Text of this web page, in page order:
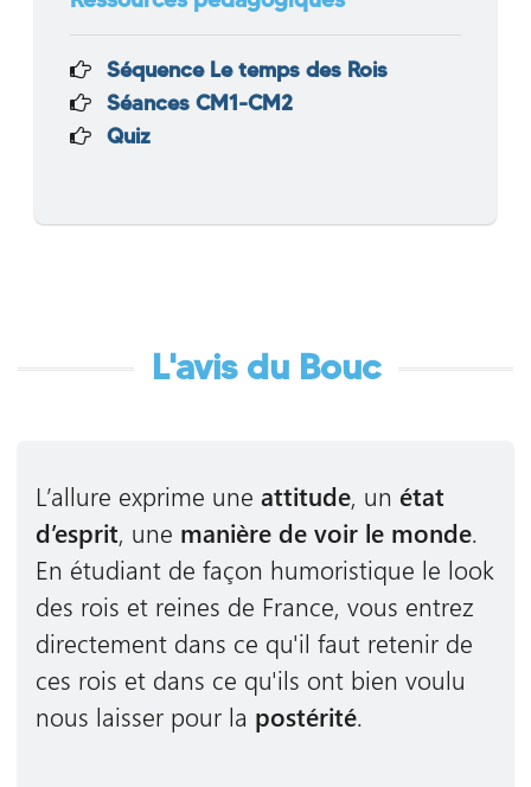
Séquence Le temps des Rois
Séances CM1-CM2
Quiz
L'avis du Bouc
L’allure exprime une attitude, un état
d’esprit, une manière de voir le monde.
En étudiant de façon humoristique le look
des rois et reines de France, vous entrez
directement dans ce qu'il faut retenir de
ces rois et dans ce qu'ils ont bien voulu
nous laisser pour la postérité.